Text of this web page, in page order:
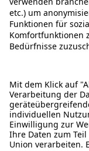
1) Ehemalige